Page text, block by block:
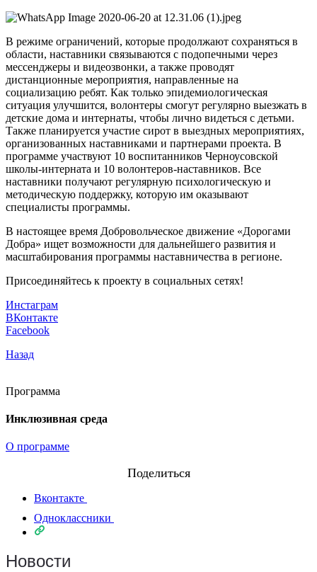
В режиме ограничений, которые продолжают сохраняться в
области, наставники связываются с подопечными через
мессенджеры и видеозвонки, а также проводят
дистанционные мероприятия, направленные на
социализацию ребят. Как только эпидемиологическая
ситуация улучшится, волонтеры смогут регулярно выезжать в
детские дома и интернаты, чтобы лично видеться с детьми.
Также планируется участие сирот в выездных мероприятиях,
организованных наставниками и партнерами проекта. В
программе участвуют 10 воспитанников Черноусовской
школы-интерната и 10 волонтеров-наставников. Все
наставники получают регулярную психологическую и
методическую поддержку, которую им оказывают
специалисты программы.
В настоящее время Добровольческое движение «Дорогами
Добра» ищет возможности для дальнейшего развития и
масштабирования программы наставничества в регионе.
Присоединяйтесь к проекту в социальных сетях!
Инстаграм
ВКонтакте
Facebook
Назад
Программа
Инклюзивная среда
О программе
Поделиться
Вконтакте
Одноклассники
Новости